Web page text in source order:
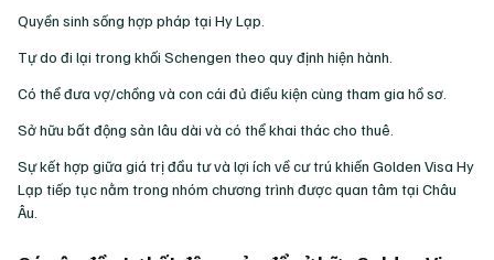
Quyền sinh sống hợp pháp tại Hy Lạp.
Tự do đi lại trong khối Schengen theo quy định hiện hành.
Có thể đưa vợ/chồng và con cái đủ điều kiện cùng tham gia hồ sơ.
Sở hữu bất động sản lâu dài và có thể khai thác cho thuê.
Sự kết hợp giữa giá trị đầu tư và lợi ích về cư trú khiến Golden Visa Hy
Lạp tiếp tục nằm trong nhóm chương trình được quan tâm tại Châu
Âu.